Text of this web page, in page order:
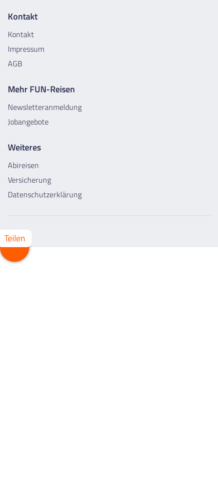
Kontakt
Kontakt
Impressum
AGB
Mehr FUN-Reisen
Newsletteranmeldung
Jobangebote
Weiteres
Abireisen
Versicherung
Datenschutzerklärung
Teilen
Whatsapp
Facebook
X